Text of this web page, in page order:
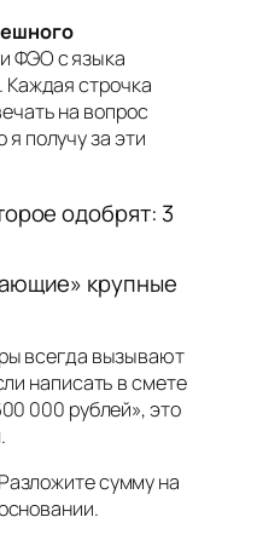
ФЭО с языка
Каждая строчка
на вопрос
я получу за эти
одобрят: 3
крупные
всегда вызывают
написать в смете
000 рублей», это
Разложите сумму на